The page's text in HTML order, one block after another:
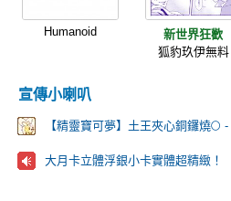
Humanoid
新世界狂歡
狐豹玖伊無料
宣傳小喇叭
【精靈寶可夢】土王夾心銅鑼燒🌕
大月卡立體浮銀小卡實體超精緻！